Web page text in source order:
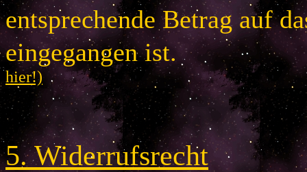
entsprechende Betrag auf
eingegangen
hier!)
5.Widerrufsrecht